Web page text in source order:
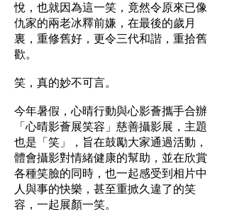
悅，也就因為這一笑，竟然令原來已像
仇家的兩老冰釋前嫌，在最後的歲月
裏，重修舊好，更令三代和諧，重拾舊
歡。
笑，真的妙不可言。
今年暑假，心晴行動與心影薈攜手合辦
「心晴影薈展笑容」慈善攝影展，主題
也是「笑」，旨在鼓勵大家通過活動，
體會攝影對情緒健康的幫助，並在欣賞
各種笑臉的同時，也一起感受到相片中
人與事的快樂，甚至重掀久違了的笑
容，一起展顏一笑。